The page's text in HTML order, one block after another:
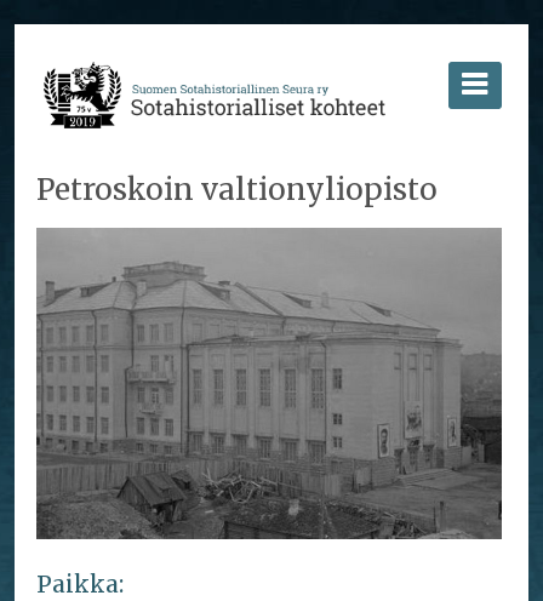
Petroskoin valtionyliopisto
Paikka: